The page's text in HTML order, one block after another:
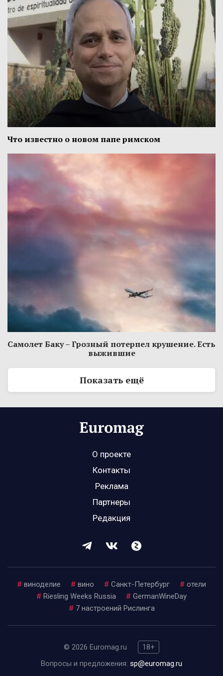
Что известно о новом папе римском
Самолет Баку – Грозный потерпел крушение. Есть
выжившие
Показать ещё
О проекте
Контакты
Реклама
Партнеры
Редакция
# виноделие # вино # Санкт-Петербург # отели
# Riesling Weeks Russia # GermanWineDay
# 7 настроений Рислинга
© 2026 Euromag.ru
18+
Вопросы и предложения: sp@euromag.ru